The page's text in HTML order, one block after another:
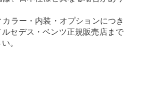
ラー・内装・オプションにつき
セデス・ベンツ正規販売店まで
。